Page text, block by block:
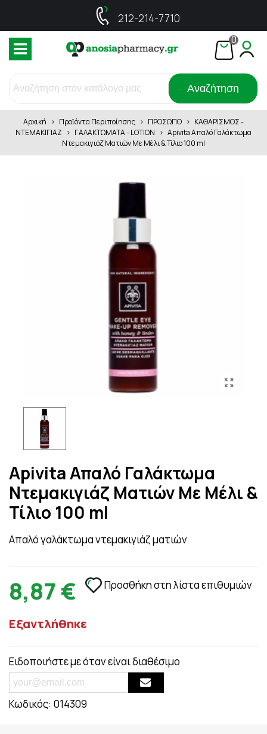
212-214-7710
0
Αναζήτηση
Αρχική > Προϊόντα Περιποίησης > ΠΡΟΣΩΠΟ > ΚΑΘΑΡΙΣΜΟΣ -
ΝΤΕΜΑΚΙΓΙΑΖ > ΓΑΛΑΚΤΩΜΑΤΑ - LOTION > Apivita Απαλό Γαλάκτωμα
Ντεμακιγιάζ Ματιών Με Μέλι & Τίλιο 100 ml
Apivita Απαλό Γαλάκτωμα
Ντεμακιγιάζ Ματιών Με Μέλι &
Τίλιο 100 ml
Απαλό γαλάκτωμα ντεμακιγιάζ ματιών
8,87 € Προσθήκη στη λίστα επιθυμιών
Εξαντλήθηκε
Ειδοποιήστε με όταν είναι διαθέσιμο
Κωδικός: 014309